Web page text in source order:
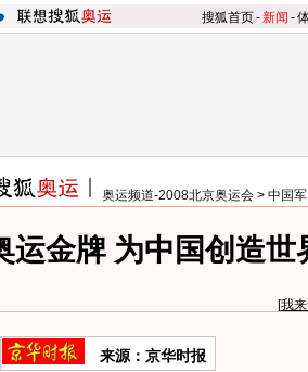
搜狐首页-新闻 -
奥运频道-2008北京奥运会 > 中国
运金牌 为中国创造世
[我
来源：京华时报